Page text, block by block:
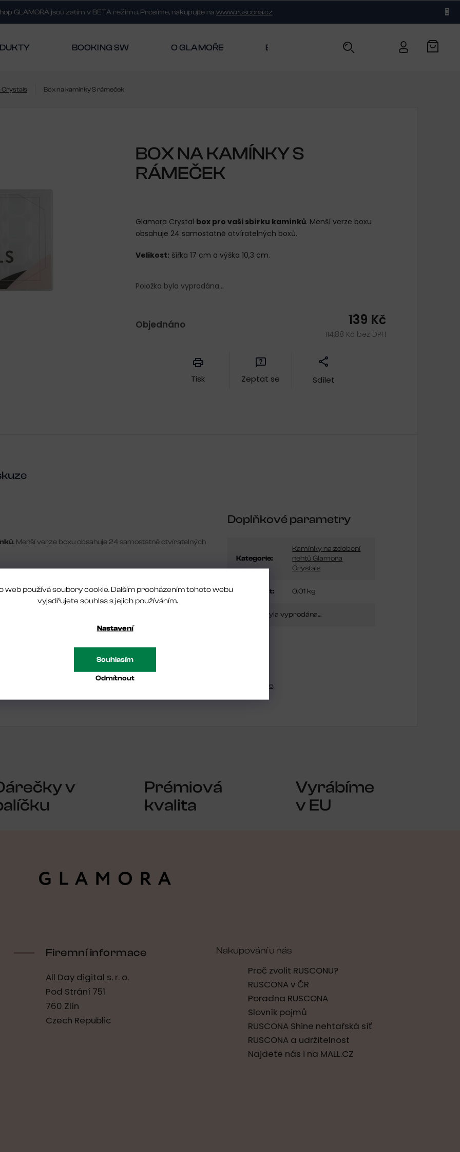
web používá soubory cookie. Dalším procházením tohoto webu
vyjadřujete souhlas s jejich používáním.
Nastavení
Odmítnout
Souhlasím
GLAMORA jsou zatím v BETA režimu. Prosíme, nakupujte na www.ruscona.cz
BOOKING SW O GLAMOŘE BLOG KONTAKT
Crystals Box na kamínky S rámeček
BOX NA KAMÍNKY S
RÁMEČEK
139 Kč
114,88 Kč bez DPH
Objednáno
Položka byla vyprodána…
Glamora Crystal box pro vaši sbírku kamínků. Menší verze boxu
obsahuje 24 samostatně otvíratelných boxů.
Velikost: šířka 17 cm a výška 10,3 cm.
Tisk Zeptat se Sdílet
. Menší verze boxu obsahuje 24 samostatně otvíratelných
aPreciosa, pro lepší přehlednost.
Doplňkové parametry
Kategorie:
Kamínky na zdobení
nehtů Glamora
Crystals
Hmotnost: 0.01 kg
Položka byla vyprodána…
uživatelé mohou vkládat hodnocení. Prosím registrujte.
v
Prémiová
kvalita
Vyrábíme
v EU
Firemní informace
All Day digital s. r. o.
Pod Strání 751
760 Zlín
Czech Republic
Nakupování u nás
Proč zvolit RUSCONU?
RUSCONA v ČR
Poradna RUSCONA
Slovník pojmů
RUSCONA Shine nehtařská síť
RUSCONA a udržitelnost
Najdete nás i na MALL.CZ